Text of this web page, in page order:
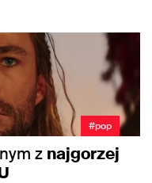
#pop
z najgorzej